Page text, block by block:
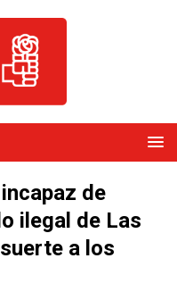
de
ilegal de Las
a los